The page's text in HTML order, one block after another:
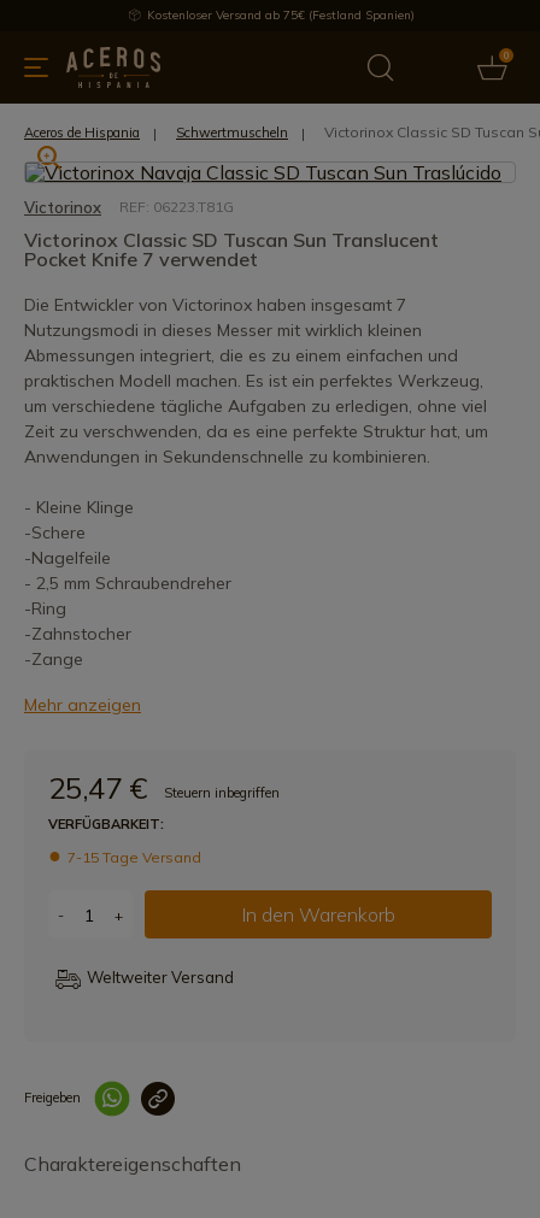
Kostenloser Versand ab 75€ (Festland Spanien)
0
Bietet Aktuelles Bestseller
Aceros de Hispania Schwertmuscheln Victorinox Classic SD Tuscan
Victorinox REF: 06223.T81G
Victorinox Classic SD Tuscan Sun Translucent
Pocket Knife 7 verwendet
Die Entwickler von Victorinox haben insgesamt 7
Nutzungsmodi in dieses Messer mit wirklich kleinen
Abmessungen integriert, die es zu einem einfachen und
praktischen Modell machen. Es ist ein perfektes Werkzeug,
um verschiedene tägliche Aufgaben zu erledigen, ohne viel
Zeit zu verschwenden, da es eine perfekte Struktur hat, um
Anwendungen in Sekundenschnelle zu kombinieren.
- Kleine Klinge
-Schere
-Nagelfeile
- 2,5 mm Schraubendreher
-Ring
-Zahnstocher
-Zange
Mehr anzeigen
25,47 €
Steuern inbegriffen
VERFÜGBARKEIT:
7-15 Tage Versand
- + In den Warenkorb
Weltweiter Versand
Freigeben
Charaktereigenschaften